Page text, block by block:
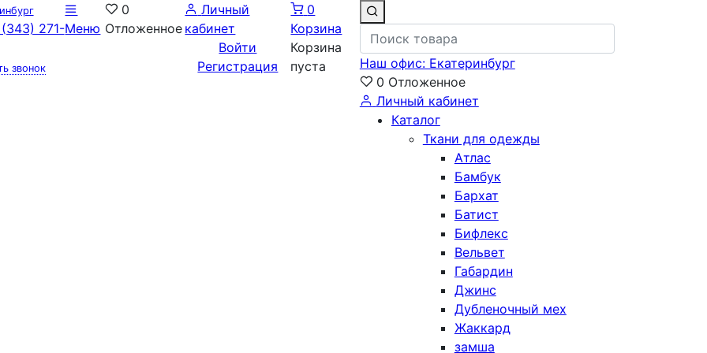
271-
звонок
Меню
0
Отложенное
Личный
кабинет
Войти
Регистрация
0
Корзина
Корзина
пуста
Наш офис: Екатеринбург
0 Отложенное
Личный кабинет
Каталог
Ткани для одежды
Атлас
Бамбук
Бархат
Батист
Бифлекс
Вельвет
Габардин
Джинс
Дубленочный мех
Жаккард
замша